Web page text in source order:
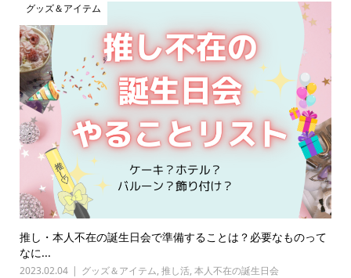
グッズ＆アイテム
推し・本人不在の誕生日会で準備することは？必要なものって
なに...
2023.02.04 グッズ＆アイテム, 推し活, 本人不在の誕生日会